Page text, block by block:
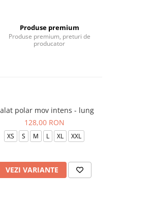
Produse premium
Produse premium, preturi de
producator
polar mov intens - lung
128,00 RON
XS S M L XL XXL
VEZI VARIANTE